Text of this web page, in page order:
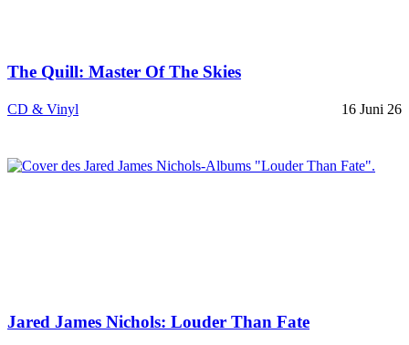
The Quill: Master Of The Skies
CD & Vinyl 16 Juni 26
Jared James Nichols: Louder Than Fate